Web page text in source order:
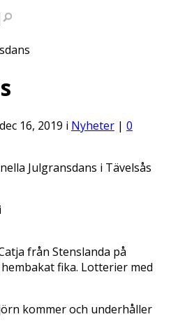
16, 2019 i Nyheter | 0
Julgransdans i Tävelsås
från Stenslanda på
fika. Lotterier med
kommer och underhåller